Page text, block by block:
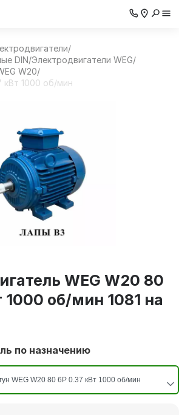
/
DIN/Электродвигатели WEG/
W20/
кВт 1000 об/мин
WEG W20 80
1000 об/мин 1081 на
по назначению